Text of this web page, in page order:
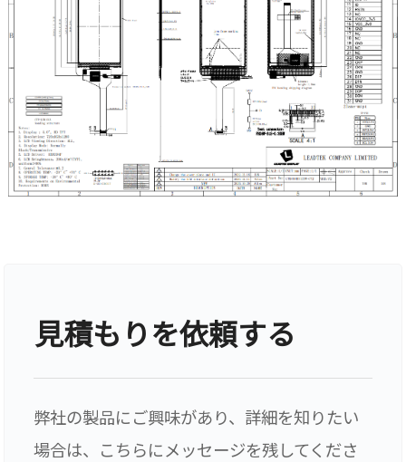
見積もりを依頼する
弊社の製品にご興味があり、詳細を知りたい
場合は、こちらにメッセージを残してくださ